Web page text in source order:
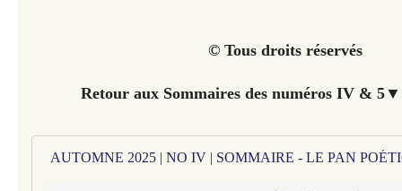
© Tous droits réservés
Retour aux Sommaires des numéros IV &
AUTOMNE 2025 | NO IV | SOMMAIRE - LE PAN